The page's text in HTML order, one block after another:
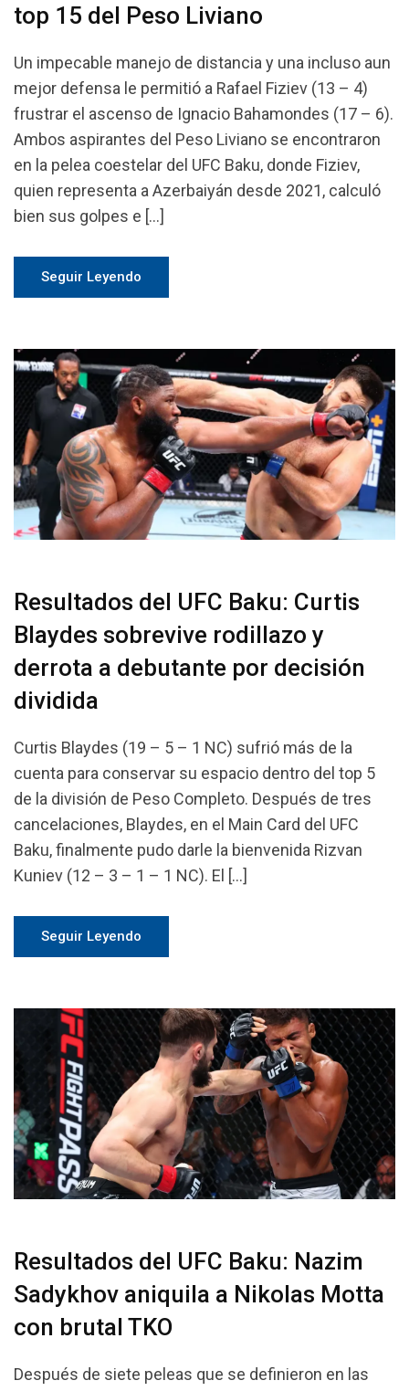
top 15 del Peso Liviano
Un impecable manejo de distancia y una incluso aun
mejor defensa le permitió a Rafael Fiziev (13 – 4)
frustrar el ascenso de Ignacio Bahamondes (17 – 6).
Ambos aspirantes del Peso Liviano se encontraron
en la pelea coestelar del UFC Baku, donde Fiziev,
quien representa a Azerbaiyán desde 2021, calculó
bien sus golpes e […]
Seguir Leyendo
Resultados del UFC Baku: Curtis
Blaydes sobrevive rodillazo y
derrota a debutante por decisión
dividida
Curtis Blaydes (19 – 5 – 1 NC) sufrió más de la
cuenta para conservar su espacio dentro del top 5
de la división de Peso Completo. Después de tres
cancelaciones, Blaydes, en el Main Card del UFC
Baku, finalmente pudo darle la bienvenida Rizvan
Kuniev (12 – 3 – 1 – 1 NC). El […]
Seguir Leyendo
Resultados del UFC Baku: Nazim
Sadykhov aniquila a Nikolas Motta
con brutal TKO
Después de siete peleas que se definieron en las